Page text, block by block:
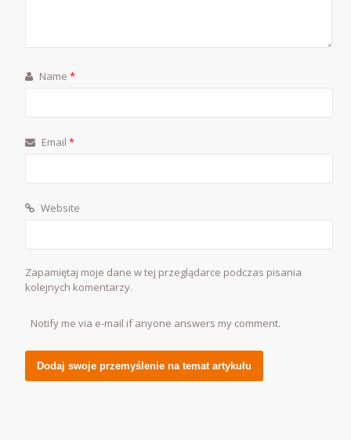
Name*
Email*
Website
Zapamiętaj moje dane w tej przeglądarce podczas pisania
kolejnych komentarzy.
Notify me via e-mail if anyone answers my comment.